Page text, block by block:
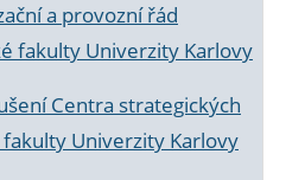
a provozní řád
fakulty Univerzity Karlovy
Centra strategických
Univerzity Karlovy